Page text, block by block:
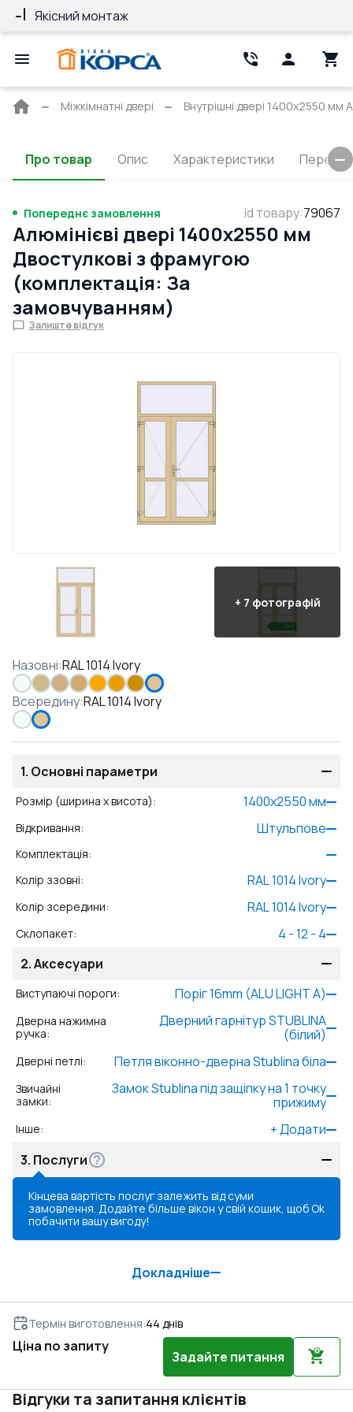
Якісний монтаж
Головна
Міжкімнатні двері Внутрішні двері 1400x2550 мм
Про товар Опис Характеристики
Попереднє замовлення id товару:79067
Алюмінієві двері 1400x2550 мм
Двостулкові з фрамугою
(комплектація: За
замовчуванням)
Залиште відгук
+ 7 фотографій
Назовні:RAL 1014 Ivory
Всередину:RAL 1014 Ivory
1. Основні параметри
Розмір (ширина x висота): 1400x2550мм
Відкривання: Штульпове
Комплектація:
Колір ззовні: RAL 1014 Ivory
Колір зсередини: RAL 1014 Ivory
Склопакет:
4 - 12 - 4
2.Аксесуари
Виступаючі пороги: Поріг 16mm (ALU LIGHT A)
Дверна нажимна
ручка:
Дверний гарнітур STUBLINA
(білий)
Дверні петлі: Петля віконно-дверна Stublina біла
Звичайні
замки:
Замок Stublina під защіпку на 1 точку
прижиму
Інше: +Додати
3. Послуги
Кінцева вартість послуг залежить від суми
замовлення. Додайте більше вікон у свій кошик, щоб
побачити вашу вигоду!
Ok
Докладніше
Термін виготовлення:44 днів
Ціна по запиту
Задайте питання
Відгуки та запитання клієнтів